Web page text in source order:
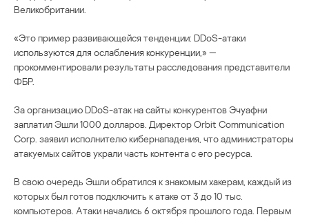
Великобритании.
«Это пример развивающейся тенденции: DDoS-атаки
используются для ослабления конкуренции,» —
прокомментировали результаты расследования представители
ФБР.
За организацию DDoS-атак на сайты конкурентов Эчуафни
заплатил Эшли 1000 долларов. Директор Orbit Communication
Corp. заявил исполнителю кибернападения, что администраторы
атакуемых сайтов украли часть контента с его ресурса.
В свою очередь Эшли обратился к знакомым хакерам, каждый из
которых был готов подключить к атаке от 3 до 10 тыс.
компьютеров. Атаки начались 6 октября прошлого года. Первым